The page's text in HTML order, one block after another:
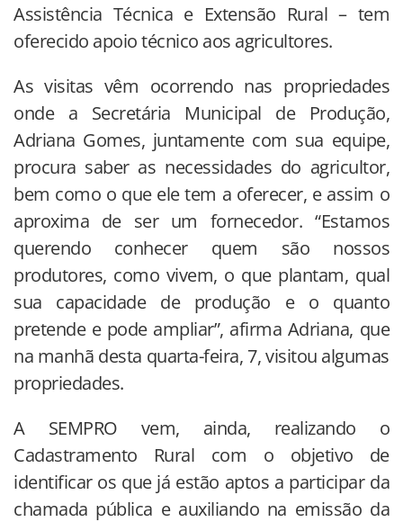
Assistência Técnica e Extensão Rural – tem
oferecido apoio técnico aos agricultores.
As visitas vêm ocorrendo nas propriedades
onde a Secretária Municipal de Produção,
Adriana Gomes, juntamente com sua equipe,
procura saber as necessidades do agricultor,
bem como o que ele tem a oferecer, e assim o
aproxima de ser um fornecedor. “Estamos
querendo conhecer quem são nossos
produtores, como vivem, o que plantam, qual
sua capacidade de produção e o quanto
pretende e pode ampliar”, afirma Adriana, que
na manhã desta quarta-feira, 7, visitou algumas
propriedades.
A SEMPRO vem, ainda, realizando o
Cadastramento Rural com o objetivo de
identificar os que já estão aptos a participar da
chamada pública e auxiliando na emissão da